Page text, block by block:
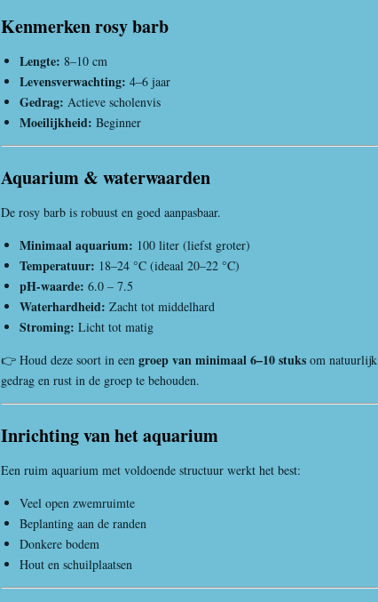
Kenmerken rosy barb
Lengte: 8–10 cm
Levensverwachting: 4–6 jaar
Gedrag: Actieve scholenvis
Moeilijkheid: Beginner
Aquarium & waterwaarden
De rosy barb is robuust en goed aanpasbaar.
Minimaal aquarium: 100 liter (liefst groter)
Temperatuur: 18–24 °C (ideaal 20–22 °C)
pH-waarde: 6.0 – 7.5
Waterhardheid: Zacht tot middelhard
Stroming: Licht tot matig
👉 Houd deze soort in een groep van minimaal 6–10 stuks om natuurlijk
gedrag en rust in de groep te behouden.
Inrichting van het aquarium
Een ruim aquarium met voldoende structuur werkt het best:
Veel open zwemruimte
Beplanting aan de randen
Donkere bodem
Hout en schuilplaatsen